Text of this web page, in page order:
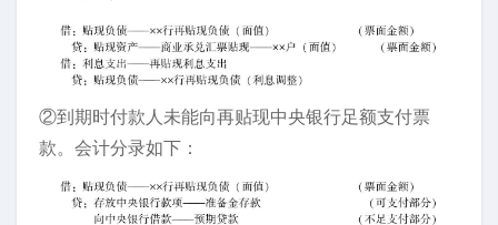
②到期时付款人未能向再贴现中央银行足额支付票
款。会计分录如下：